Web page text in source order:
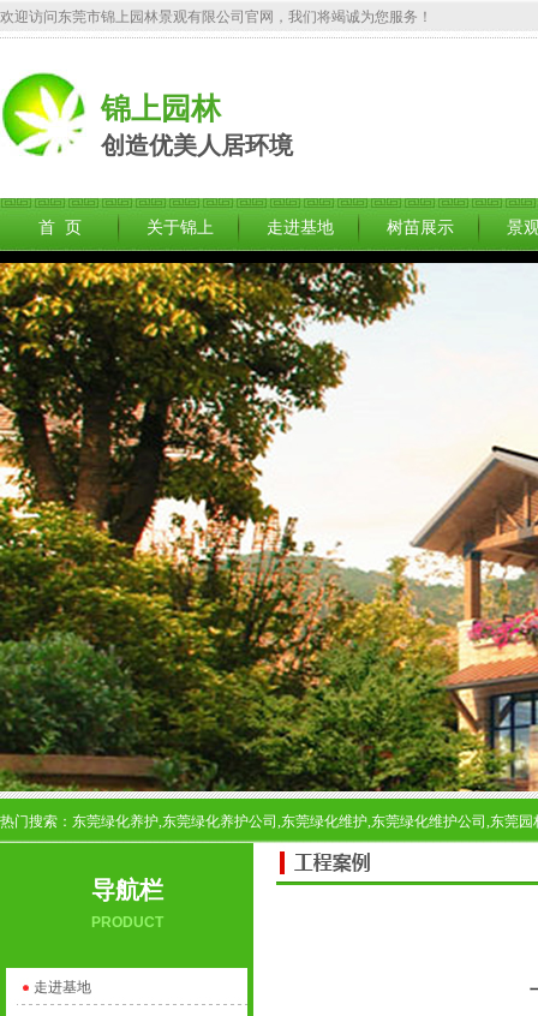
欢迎访问东莞市锦上园林景观有限公司官网，我们将竭诚为您服务！
锦上园林
创造优美人居环境
首 页 关于锦上 走进基地 树苗展示 景
热门搜索：东莞绿化养护,东莞绿化养护公司,东莞绿化维护,东莞绿化维护公司,东莞
导航栏
PRODUCT
走进基地